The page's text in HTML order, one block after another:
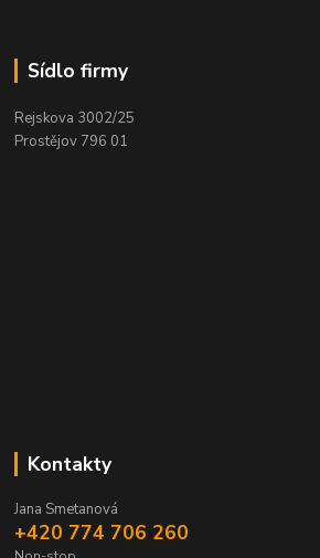
Sídlo firmy
Rejskova 3002/25
Prostějov 796 01
Kontakty
Jana Smetanová
+420 774 706 260